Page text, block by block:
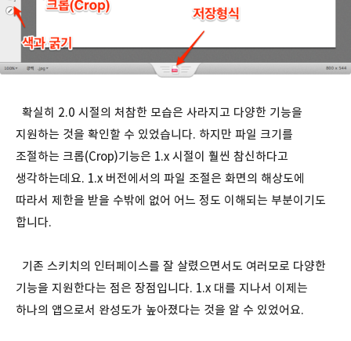
확실히 2.0 시절의 처참한 모습은 사라지고 다양한 기능을
지원하는 것을 확인할 수 있었습니다. 하지만 파일 크기를
조절하는 크롭(Crop)기능은 1.x 시절이 훨씬 참신하다고
생각하는데요. 1.x 버전에서의 파일 조절은 화면의 해상도에
따라서 제한을 받을 수밖에 없어 어느 정도 이해되는 부분이기도
합니다.
기존 스키치의 인터페이스를 잘 살렸으면서도 여러모로 다양한
기능을 지원한다는 점은 장점입니다. 1.x 대를 지나서 이제는
하나의 앱으로서 완성도가 높아졌다는 것을 알 수 있었어요.